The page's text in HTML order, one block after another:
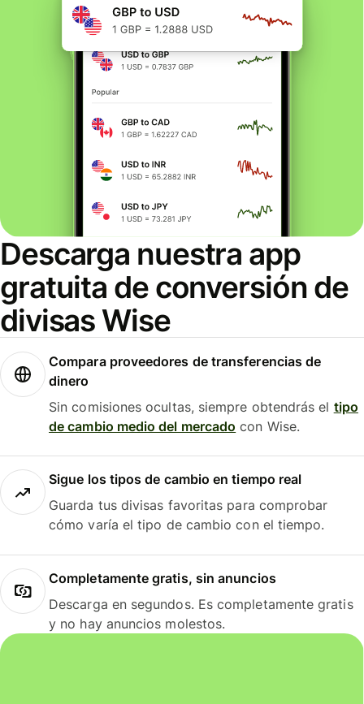
Descarga nuestra app
gratuita de conversión de
divisas Wise
Compara proveedores de transferencias de
dinero
Sin comisiones ocultas, siempre obtendrás el tipo
de cambio medio del mercado con Wise.
Sigue los tipos de cambio en tiempo real
Guarda tus divisas favoritas para comprobar
cómo varía el tipo de cambio con el tiempo.
Completamente gratis, sin anuncios
Descarga en segundos. Es completamente gratis
y no hay anuncios molestos.